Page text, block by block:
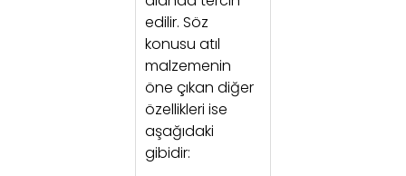
edilir. Söz
konusu atıl
malzemenin
öne çıkan diğer
özellikleri ise
aşağıdaki
gibidir: